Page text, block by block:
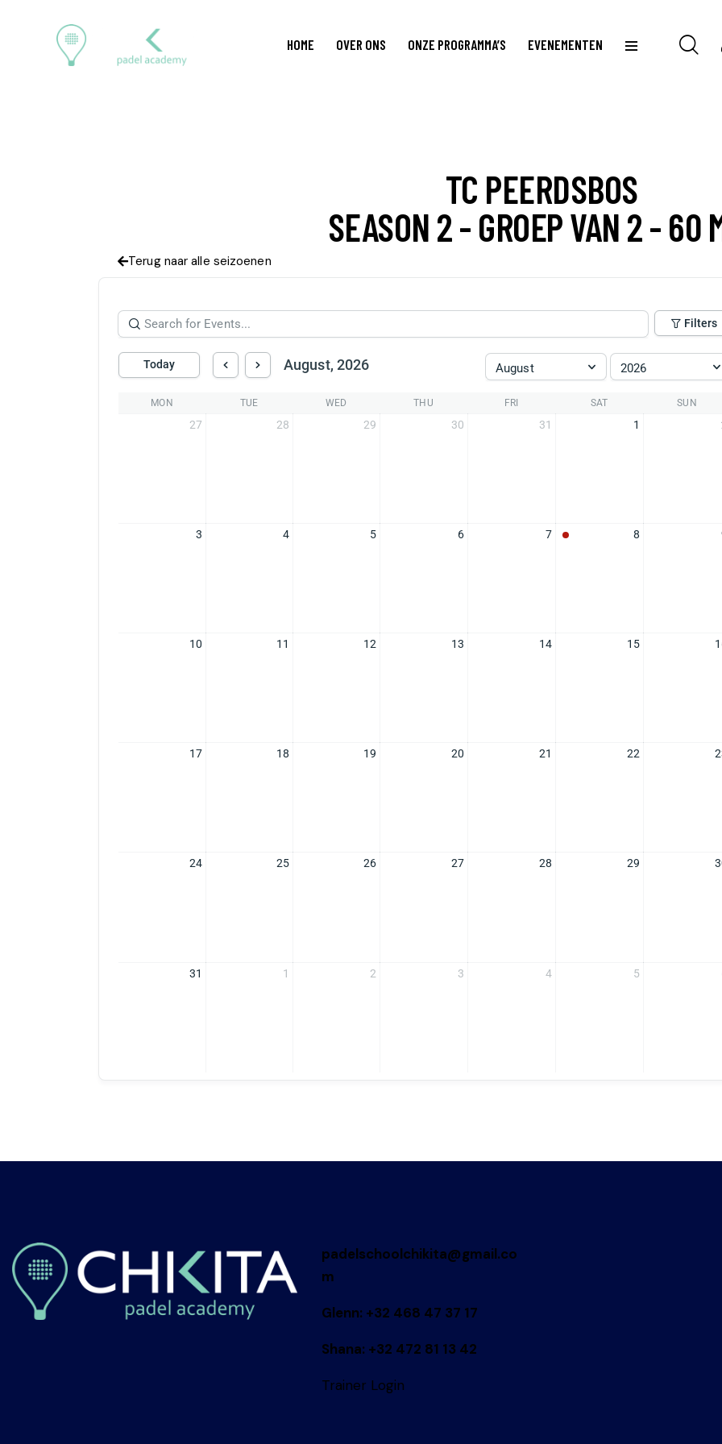
HOME OVER ONS ONZE PROGRAMMA’S EVENEMENTEN
TC PEERDSBOS
SEASON 2 - GROEP VAN 2 - 60
Terug naar alle seizoenen
Filters
Today August, 2026 August 2026
MON TUE WED THU FRI SAT SUN
27 28 29 30 31 1
3 4 5 6 7 8
10 11 12 13 14 15
17 18 19 20 21 22
24 25 26 27 28 29
31 1 2 3 4 5
padelschoolchikita@gmail.co
m
Glenn: +32 468 47 37 17
Shana: +32 472 81 13 42
Trainer Login